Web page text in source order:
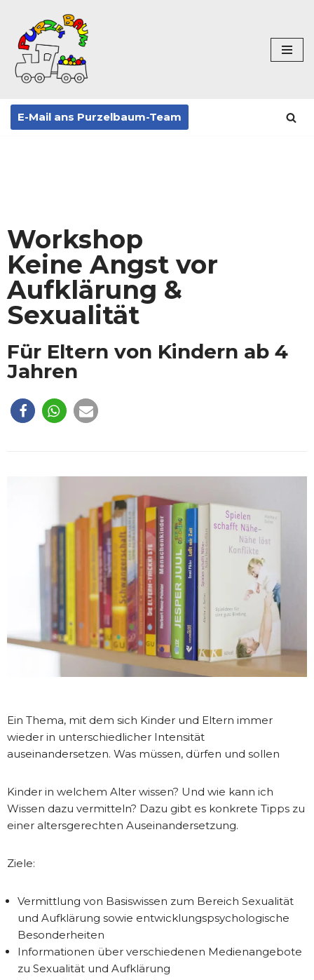
Zum
Inhalt
springen
E-Mail ans Purzelbaum-Team
Workshop
Keine Angst vor
Aufklärung &
Sexualität
Für Eltern von Kindern ab 4
Jahren
Ein Thema, mit dem sich Kinder und Eltern immer
wieder in unterschiedlicher Intensität
auseinandersetzen. Was müssen, dürfen und sollen
Kinder in welchem Alter wissen? Und wie kann ich
Wissen dazu vermitteln? Dazu gibt es konkrete Tipps zu
einer altersgerechten Auseinandersetzung.
Ziele:
Vermittlung von Basiswissen zum Bereich Sexualität
und Aufklärung sowie entwicklungspsychologische
Besonderheiten
Informationen über verschiedenen Medienangebote
zu Sexualität und Aufklärung